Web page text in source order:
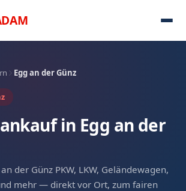
Egg an der Günz
in Egg an der
der Günz PKW, LKW, Geländewagen,
mehr — direkt vor Ort, zum fairen